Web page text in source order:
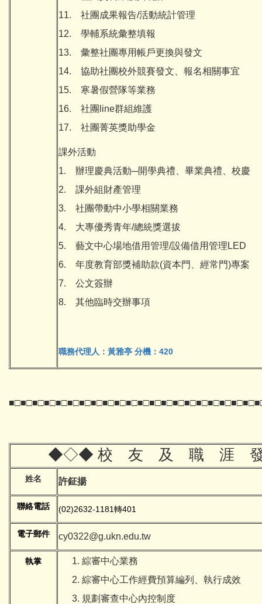
11. 社團成果報告/活動統計管理
12. 學輔系統彙整填報
13. 彙整社團專用帳戶更換與發文
14. 協助社團校外競賽發文、報名相關事宜
15. 寒暑假營隊等業務
16. 社團line群組維護
17. 社團菁英獎助學金
課外活動
1. 辦理慶典活動─開學典禮、畢業典禮、校慶
2. 課外組財產管理
3. 社團帶動中小學相關業務
4. 大專優秀青年/總統獎選拔
5. 藝文中心場地借用管理/設備借用管理LED
6. 年度教育部獎補助款(資本門、經常門)專案
7. 公文簽辦
8. 其他臨時交辦事項
職務代理人：黃雅亭 分機：420
◆◇◆ 校 友 及 職 涯
姓名 許鉦揚
聯絡電話 (02)2632-1181轉401
電子郵件 cy0322@g.ukn.edu.tw
執掌
綜審中心業務
綜審中心工作經費預算編列、執行成效
規劃審查中心內控制度